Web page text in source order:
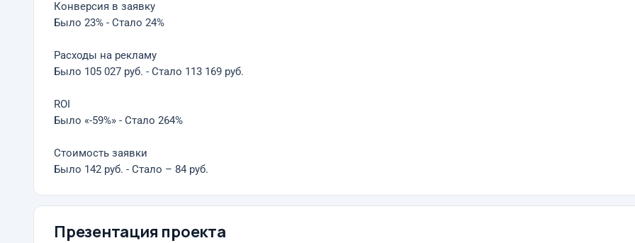
Конверсия в заявку
Было 23% - Стало 24%
Расходы на рекламу
Было 105 027 руб. - Стало 113 169 руб.
ROI
Было «-59%» - Стало 264%
Стоимость заявки
Было 142 руб. - Стало – 84 руб.
Презентация проекта